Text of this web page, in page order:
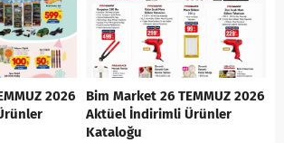
2026
Bim Market 26 TEMMUZ 2026
Aktüel İndirimli Ürünler
Kataloğu